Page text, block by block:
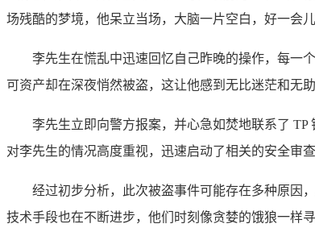
场残酷的梦境，他呆立当场，大脑一片空白，好一会
李先生在慌乱中迅速回忆自己昨晚的操作，每一
可资产却在深夜悄然被盗，这让他感到无比迷茫和无
李先生立即向警方报案，并心急如焚地联系了
对李先生的情况高度重视，迅速启动了相关的安全审
经过初步分析，此次被盗事件可能存在多种原因
技术手段也在不断进步，他们时刻像贪婪的饿狼一样